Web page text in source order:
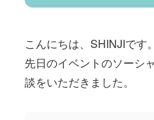
こんにちは、SHINJIです。
先日のイベントのソーシ
談をいただきました。